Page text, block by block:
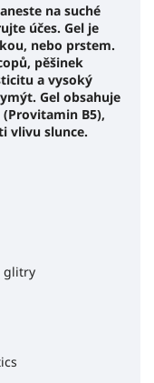
na suché
účes. Gel je
nebo prstem.
pěšinek
a vysoký
Gel obsahuje
B5),
vlivu slunce.
glitry